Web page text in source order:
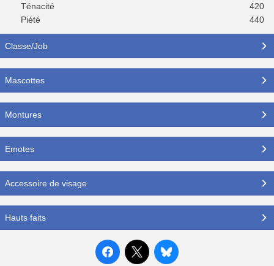
Ténacité
420
Piété
440
Classe/Job
Mascottes
Montures
Emotes
Accessoire de visage
Hauts faits